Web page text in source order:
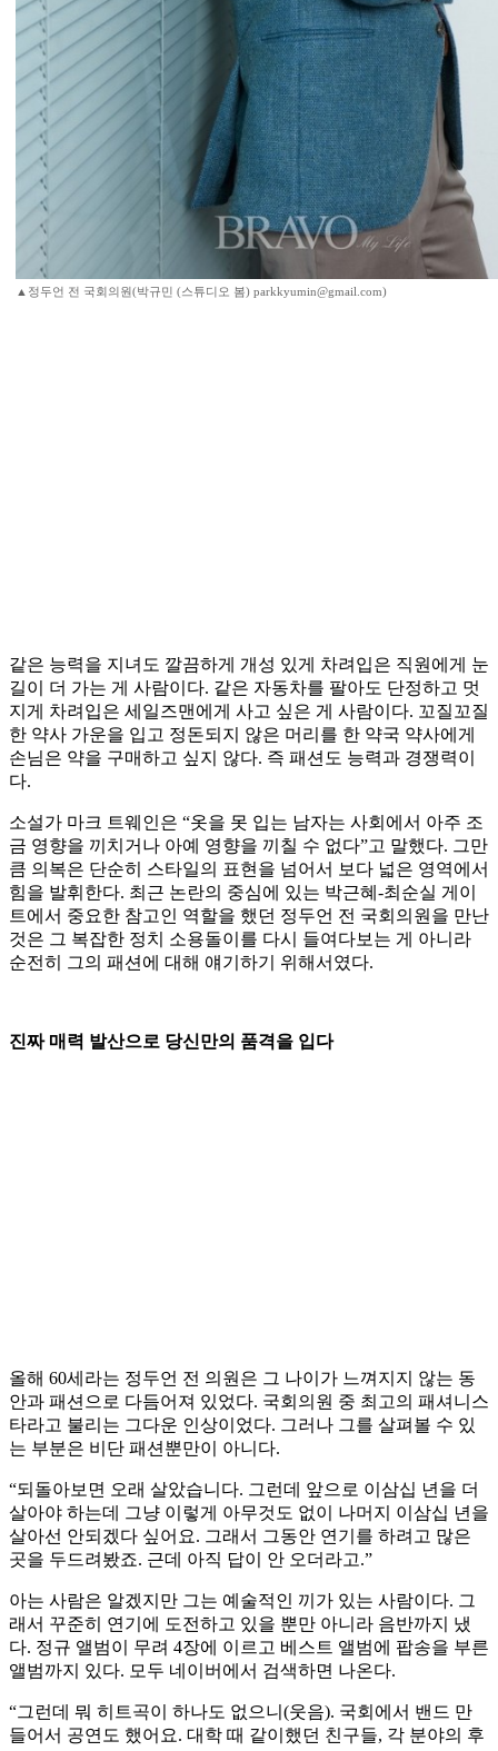
▲정두언 전 국회의원(박규민 (스튜디오 봄) parkkyumin@gmail.com)
같은 능력을 지녀도 깔끔하게 개성 있게 차려입은 직원에게 눈
길이 더 가는 게 사람이다. 같은 자동차를 팔아도 단정하고 멋
지게 차려입은 세일즈맨에게 사고 싶은 게 사람이다. 꼬질꼬질
한 약사 가운을 입고 정돈되지 않은 머리를 한 약국 약사에게
손님은 약을 구매하고 싶지 않다. 즉 패션도 능력과 경쟁력이
다.
소설가 마크 트웨인은 “옷을 못 입는 남자는 사회에서 아주 조
금 영향을 끼치거나 아예 영향을 끼칠 수 없다”고 말했다. 그만
큼 의복은 단순히 스타일의 표현을 넘어서 보다 넓은 영역에서
힘을 발휘한다. 최근 논란의 중심에 있는 박근혜-최순실 게이
트에서 중요한 참고인 역할을 했던 정두언 전 국회의원을 만난
것은 그 복잡한 정치 소용돌이를 다시 들여다보는 게 아니라
순전히 그의 패션에 대해 얘기하기 위해서였다.
진짜 매력 발산으로 당신만의 품격을 입다
올해 60세라는 정두언 전 의원은 그 나이가 느껴지지 않는 동
안과 패션으로 다듬어져 있었다. 국회의원 중 최고의 패셔니스
타라고 불리는 그다운 인상이었다. 그러나 그를 살펴볼 수 있
는 부분은 비단 패션뿐만이 아니다.
“되돌아보면 오래 살았습니다. 그런데 앞으로 이삼십 년을 더
살아야 하는데 그냥 이렇게 아무것도 없이 나머지 이삼십 년을
살아선 안되겠다 싶어요. 그래서 그동안 연기를 하려고 많은
곳을 두드려봤죠. 근데 아직 답이 안 오더라고.”
아는 사람은 알겠지만 그는 예술적인 끼가 있는 사람이다. 그
래서 꾸준히 연기에 도전하고 있을 뿐만 아니라 음반까지 냈
다. 정규 앨범이 무려 4장에 이르고 베스트 앨범에 팝송을 부른
앨범까지 있다. 모두 네이버에서 검색하면 나온다.
“그런데 뭐 히트곡이 하나도 없으니(웃음). 국회에서 밴드 만
들어서 공연도 했어요. 대학 때 같이했던 친구들, 각 분야의 후